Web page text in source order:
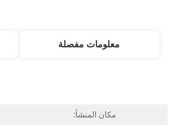
معلومات مفصلة
مكان المنشأ: